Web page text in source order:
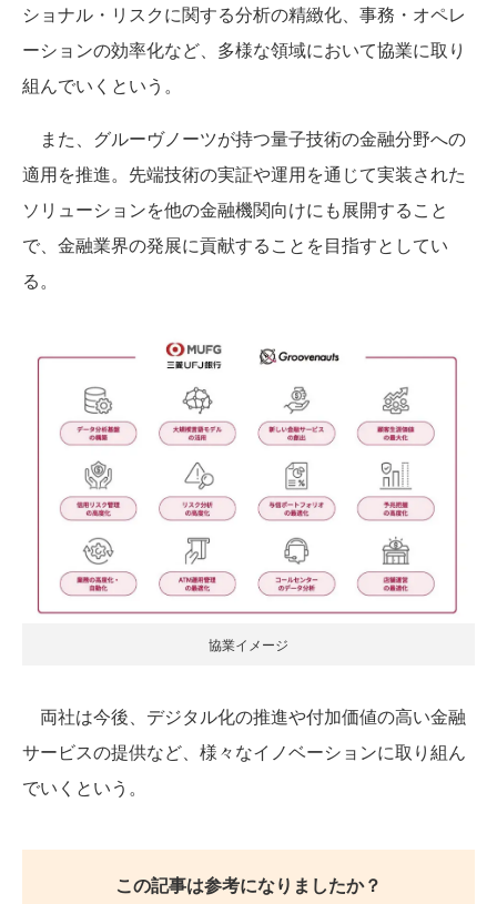
ショナル・リスクに関する分析の精緻化、事務・オペレ
ーションの効率化など、多様な領域において協業に取り
組んでいくという。
また、グルーヴノーツが持つ量子技術の金融分野への
適用を推進。先端技術の実証や運用を通じて実装された
ソリューションを他の金融機関向けにも展開すること
で、金融業界の発展に貢献することを目指すとしてい
る。
協業イメージ
両社は今後、デジタル化の推進や付加価値の高い金融
サービスの提供など、様々なイノベーションに取り組ん
でいくという。
この記事は参考になりましたか？